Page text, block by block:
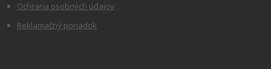
Ochrana osobných údajov
Reklamačný poriadok